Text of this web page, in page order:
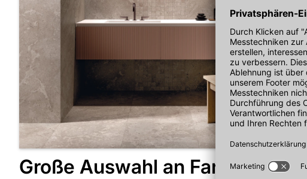
Große Auswahl an Farben und